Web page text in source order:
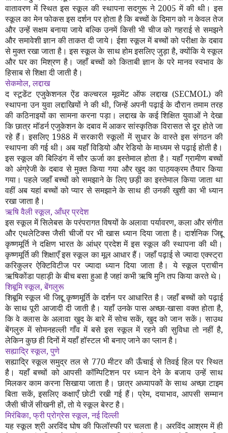
वातावरण में स्थित इस स्कूल की स्थापना सदगुरू ने 2005 में की थी। इस
स्कूल का मेन फोकस इस दर्शन पर होता है कि बच्चों के दिमाग को न केवल तेज
और उन्हें सक्षम बनाया जाये बल्कि उनमें किसी भी चीज को गहराई से समझने
और समावेशी ज्ञान की ताकत दी जाये। ईशा स्कूल में बच्चों को परीक्षा के दबाव
से मुक्त रखा जाता है। इस स्कूल के साथ होम इसलिए जुड़ा है,क्योंकि ये स्कूल
और घर का मिश्रण है। जहाँ बच्चों को किताबी ज्ञान के परे मानव स्वभाव के
हिसाब से शिक्षा दी जाती है।
सेकमोल,लद्दाख
द स्टूडेंट एजुकेशनल ऐंड कल्चरल मूवमेंट ऑफ लद्दाख (SECMOL) की
स्थापना उन युवा लद्दाखियों ने की थी,जिन्हें अपनी पढ़ाई के दौरान तमाम तरह
की कठिनाइयों का सामना करना पड़ा। लद्दाख के कई शिक्षित युवाओं ने देखा
कि छात्र मॉडर्न एजुकेशन के दबाव में आकर सांस्कृतिक विरासत से दूर होते जा
रहे हैं। इसलिए 1988 में सरकारी स्कूलों में सुधार के वास्ते इस संगठन की
स्थापना की गई थी। अब यहाँ विडियो और रेडियो के माध्यम से पढ़ाई होती है।
इस स्कूल की बिल्डिंग में सौर ऊर्जा का इस्तेमाल होता है। यहाँ ग्रामीण बच्चों
को अंग्रेजी के दबाव से मुक्त किया गया और खुद का पाठ्यक्रम तैयार किया
गया। पहले जहाँ बच्चों को समझाने के लिए छड़ी का इस्तेमाल किया जाता था
वहीं अब यहां बच्चों को प्यार से समझाने के साथ ही उनकी खुशी का भी ध्यान
रखा जाता है।
ऋषि वैली स्कूल, आँध्र प्रदेश
इस स्कूल में सिलेबस के परंपरागत विषयों के अलावा पर्यावरण,कला और संगीत
और एथलेटिक्स जैसी चीजों पर भी खास ध्यान दिया जाता है। दार्शनिक जिद्दू
कृष्णमूर्ति ने दक्षिण भारत के आंध्र प्रदेश में इस स्कूल की स्थापना की थी।
कृष्णमूर्ति की शिक्षाएँ इस स्कूल का मूल आधार हैं। जहाँ पढ़ाई से ज्यादा एक्स्ट्रा
करिकुलर ऐक्टिविटीज पर ज्यादा ध्यान दिया जाता है। ये स्कूल प्राचीन
ऋषिकोंडा पहाड़ी के बीच बसा हुआ है जहां कभी ऋषि मुनि तप किया करते थे।
शिबूमि स्कूल,बेंगलुरू
शिबूमि स्कूल भी जिद्दू कृष्णमूर्ति के दर्शन पर आधारित है। जहाँ बच्चों को पढ़ाई
के साथ पूरी आजादी दी जाती है। यहाँ उनके पास अच्छा-खासा वक्त होता है,
कि वे क्लास के अलावा खुद के बारे में सोच सकें,खुद को जान सकें। साउथ
बेंगलुरु में सोमनहल्ली गाँव में बसे इस स्कूल में रहने की सुविधा तो नहीं है,
लेकिन कुछ ही दिनों में यहाँ हॉस्टल भी बनाए जाने का प्लान है।
सह्याद्रि स्कूल,पुणे
सह्याद्रि स्कूल समुद्र तल से 770मीटर की ऊँचाई से तिवई हिल पर स्थित
है। यहाँ बच्चों को आपसी कॉम्पिटिशन पर ध्यान देने के बजाय उन्हें साथ
मिलकर काम करना सिखाया जाता है। छात्र अध्यापकों के साथ अच्छा टाइम
बिता सकें,इसलिए कक्षाएँ छोटी रखी गई हैं। प्रेम,दयाभाव,आपसी सम्मान
जैसी चीजें सीखनी हों,तो ये स्कूल बेस्ट है।
मिरंबिका,फ्री प्रोग्रेस स्कूल,नई दिल्ली
यह स्कूल श्री अरविंद घोष की फिलॉस्फी पर चलता है। अरविंद आश्रम में ही